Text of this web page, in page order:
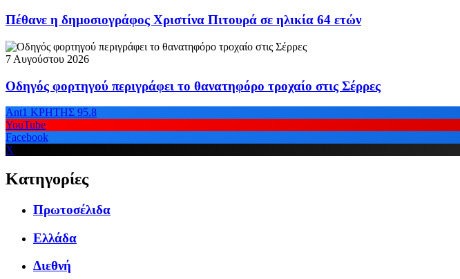
Πέθανε η δημοσιογράφος Χριστίνα Πιτουρά σε ηλικία 64 ετών
7 Αυγούστου 2026
Οδηγός φορτηγού περιγράφει το θανατηφόρο τροχαίο στις Σέρρες
Ant1 ΚΡΗΤΗΣ 95.8
YouTube
Facebook
X
Κατηγορίες
Πρωτοσέλιδα
Ελλάδα
Διεθνή